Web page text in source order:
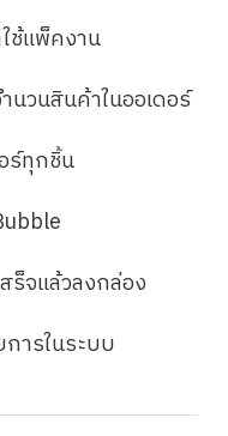
ช้แพ็คงาน
นวนสินค้าในออเดอร์
ร์ทุกชิ้น
ร็จแล้วลงกล่อง
ารในระบบ